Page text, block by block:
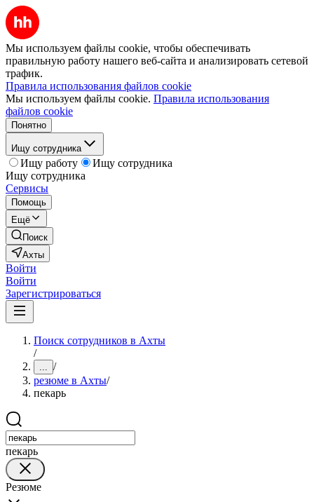
Мы используем файлы cookie, чтобы обеспечивать
правильную работу нашего веб-сайта и анализировать сетевой
трафик.
Правила использования файлов cookie
Мы используем файлы cookie. Правила использования
файлов cookie
Понятно
Ищу сотрудника
Ищу работу
Ищу сотрудника
Ищу сотрудника
Сервисы
Помощь
Ещё
Поиск
Ахты
Войти
Войти
Зарегистрироваться
Поиск сотрудников в Ахты
/
... /
резюме в Ахты/
пекарь
пекарь
Резюме